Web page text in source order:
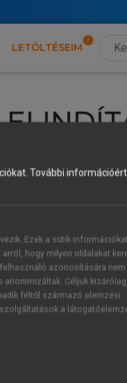
LETÖLTÉSEIM
azonosítóddal vagy
vagy
vagy hozz
ÚJ FIÓK
1 óra
További
Ezek a sütik
hogy milyen oldalakat
azonosítására nem
Céljuk
féltől származó elemzési
a